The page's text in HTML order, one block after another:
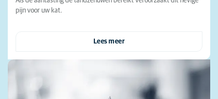
pijn voor uw kat.
Lees meer